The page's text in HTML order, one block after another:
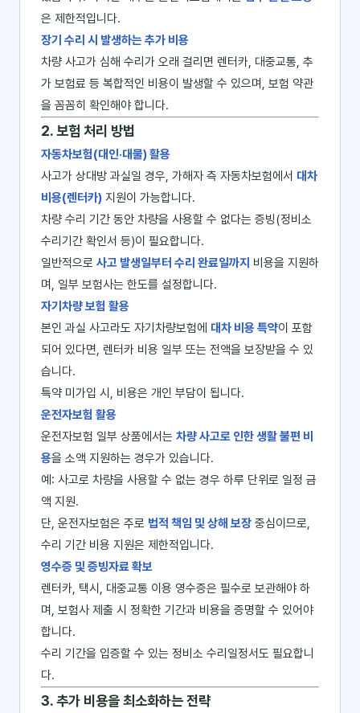
은 제한적입니다.
장기 수리 시 발생하는 추가 비용
차량 사고가 심해 수리가 오래 걸리면 렌터카, 대중교통, 추
가 보험료 등 복합적인 비용이 발생할 수 있으며, 보험 약관
을 꼼꼼히 확인해야 합니다.
2. 보험 처리 방법
자동차보험(대인·대물) 활용
사고가 상대방 과실일 경우, 가해자 측 자동차보험에서 대차
비용(렌터카) 지원이 가능합니다.
차량 수리 기간 동안 차량을 사용할 수 없다는 증빙(정비소
수리기간 확인서 등)이 필요합니다.
일반적으로 사고 발생일부터 수리 완료일까지 비용을 지원하
며, 일부 보험사는 한도를 설정합니다.
자기차량 보험 활용
본인 과실 사고라도 자기차량보험에 대차 비용 특약이 포함
되어 있다면, 렌터카 비용 일부 또는 전액을 보장받을 수 있
습니다.
특약 미가입 시, 비용은 개인 부담이 됩니다.
운전자보험 활용
운전자보험 일부 상품에서는 차량 사고로 인한 생활 불편 비
용을 소액 지원하는 경우가 있습니다.
예: 사고로 차량을 사용할 수 없는 경우 하루 단위로 일정 금
액 지원.
단, 운전자보험은 주로 법적 책임 및 상해 보장 중심이므로,
수리 기간 비용 지원은 제한적입니다.
영수증 및 증빙자료 확보
렌터카, 택시, 대중교통 이용 영수증은 필수로 보관해야 하
며, 보험사 제출 시 정확한 기간과 비용을 증명할 수 있어야
합니다.
수리 기간을 입증할 수 있는 정비소 수리일정서도 필요합니
다.
3. 추가 비용을 최소화하는 전략